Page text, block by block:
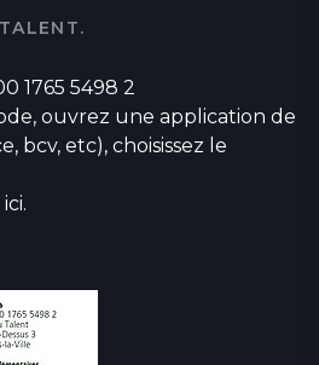
1765 5498 2
ouvrez une application de
bcv, etc), choisissez le
ici.